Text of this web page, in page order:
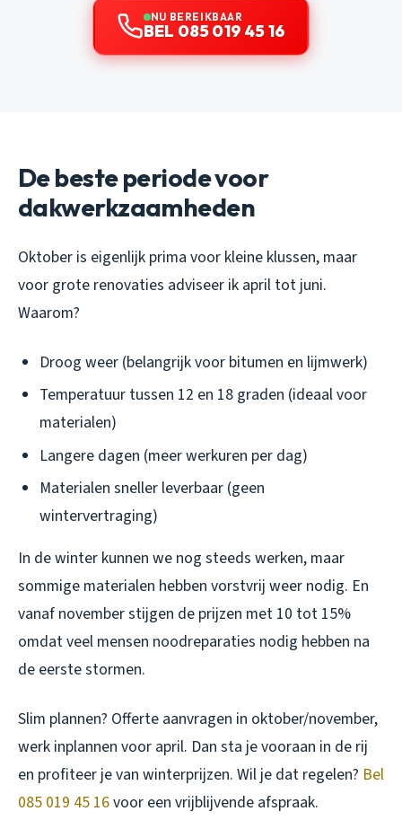
NU BEREIKBAAR
BEL 085 019 45 16
De beste periode voor
dakwerkzaamheden
Oktober is eigenlijk prima voor kleine klussen, maar
voor grote renovaties adviseer ik april tot juni.
Waarom?
Droog weer (belangrijk voor bitumen en lijmwerk)
Temperatuur tussen 12 en 18 graden (ideaal voor
materialen)
Langere dagen (meer werkuren per dag)
Materialen sneller leverbaar (geen
wintervertraging)
In de winter kunnen we nog steeds werken, maar
sommige materialen hebben vorstvrij weer nodig. En
vanaf november stijgen de prijzen met 10 tot 15%
omdat veel mensen noodreparaties nodig hebben na
de eerste stormen.
Slim plannen? Offerte aanvragen in oktober/november,
werk inplannen voor april. Dan sta je vooraan in de rij
en profiteer je van winterprijzen. Wil je dat regelen? Bel
085 019 45 16voor een vrijblijvende afspraak.